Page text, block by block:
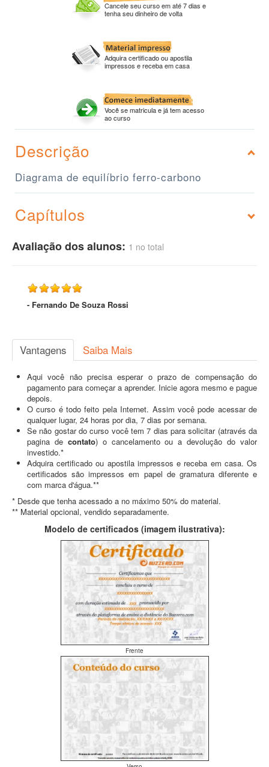
Cancele seu curso em até 7 dias e
tenha seu dinheiro de volta
Adquira certificado ou apostila
impressos e receba em casa
Você se matricula e já tem acesso
ao curso
Descrição
Diagrama de equilíbrio ferro-carbono
Capítulos
Avaliação dos alunos: 1 no total
- Fernando De Souza Rossi
Vantagens Saiba Mais
Aqui você não precisa esperar o prazo de compensação do
pagamento para começar a aprender. Inicie agora mesmo e pague
depois.
O curso é todo feito pela Internet. Assim você pode acessar de
qualquer lugar, 24 horas por dia, 7 dias por semana.
Se não gostar do curso você tem 7 dias para solicitar (através da
pagina de contato) o cancelamento ou a devolução do valor
investido.*
Adquira certificado ou apostila impressos e receba em casa. Os
certificados são impressos em papel de gramatura diferente e
com marca d'água.**
* Desde que tenha acessado a no máximo 50% do material.
** Material opcional, vendido separadamente.
Modelo de certificados (imagem ilustrativa):
Frente